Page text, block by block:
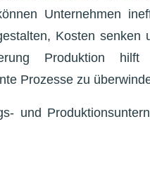
Unternehmen
Kosten senken
Produktion hilft
Prozesse zu
und